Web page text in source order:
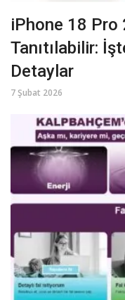
iPhone 18 Pro
Tanıtılabilir:
Detaylar
7 Şubat 2026